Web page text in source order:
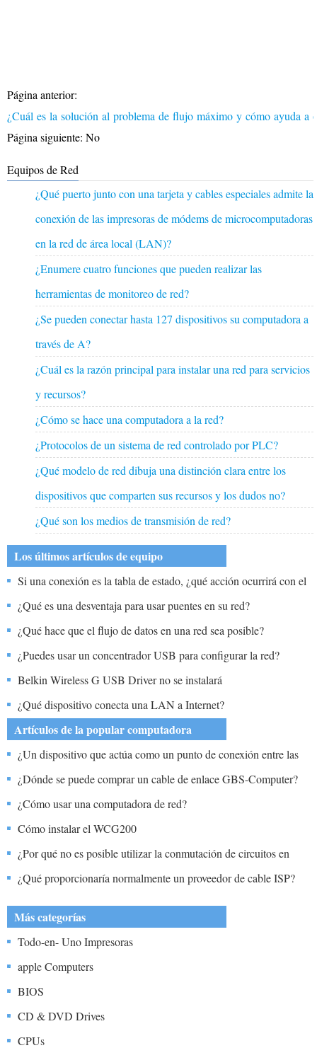
Página anterior:
¿Cuál es la solución al problema de flujo máximo y cómo ayuda a
Página siguiente: No
Equipos de Red
¿Qué puerto junto con una tarjeta y cables especiales admite la
conexión de las impresoras de módems de microcomputadoras
en la red de área local (LAN)?
¿Enumere cuatro funciones que pueden realizar las
herramientas de monitoreo de red?
¿Se pueden conectar hasta 127 dispositivos su computadora a
través de A?
¿Cuál es la razón principal para instalar una red para servicios
y recursos?
¿Cómo se hace una computadora a la red?
¿Protocolos de un sistema de red controlado por PLC?
¿Qué modelo de red dibuja una distinción clara entre los
dispositivos que comparten sus recursos y los dudos no?
¿Qué son los medios de transmisión de red?
Los últimos artículos de equipo
Si una conexión es la tabla de estado, ¿qué acción ocurrirá con el
tráfico futuro para esa conexión?
¿Qué es una desventaja para usar puentes en su red?
¿Qué hace que el flujo de datos en una red sea posible?
¿Puedes usar un concentrador USB para configurar la red?
Belkin Wireless G USB Driver no se instalará
¿Qué dispositivo conecta una LAN a Internet?
Artículos de la popular computadora
¿Un dispositivo que actúa como un punto de conexión entre las
computadoras y puede filtrar los datos de reenvío al destino
especificado se llama A?
¿Dónde se puede comprar un cable de enlace GBS-Computer?
¿Cómo usar una computadora de red?
Cómo instalar el WCG200
¿Por qué no es posible utilizar la conmutación de circuitos en
redes ad hoc?
¿Qué proporcionaría normalmente un proveedor de cable ISP?
Más categorías
Todo-en- Uno Impresoras
apple Computers
BIOS
CD & DVD Drives
CPUs